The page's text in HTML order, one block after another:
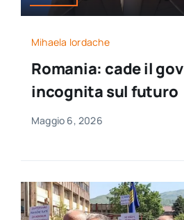
Mihaela Iordache
Romania: cade il
incognita sul futuro
Maggio 6, 2026